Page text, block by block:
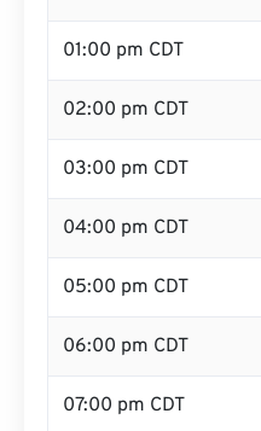
01:00 pm CDT
02:00 pm CDT
03:00 pm CDT
04:00 pm CDT
05:00 pm CDT
06:00 pm CDT
07:00 pm CDT